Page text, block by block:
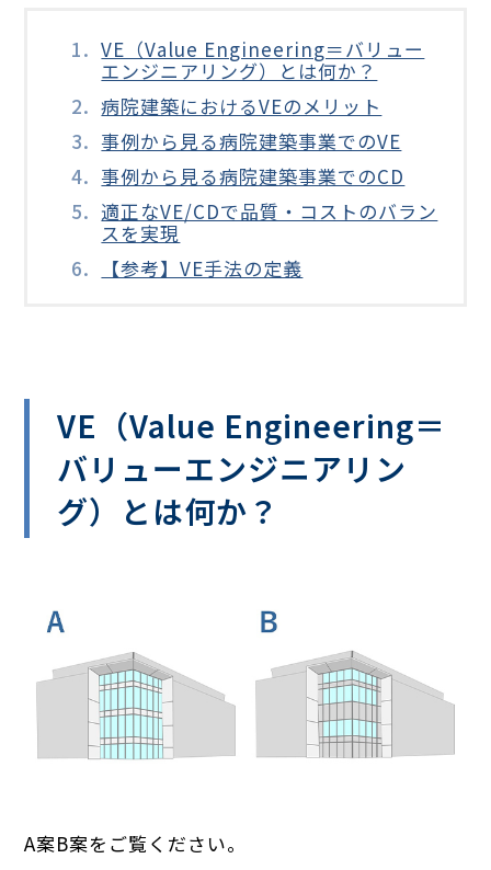
VE（Value Engineering＝バリュー
エンジニアリング）とは何か？
病院建築におけるVEのメリット
事例から見る病院建築事業でのVE
事例から見る病院建築事業でのCD
適正なVE/CDで品質・コストのバラン
スを実現
【参考】VE手法の定義
VE（Value Engineering＝
バリューエンジニアリン
グ）とは何か？
A案B案をご覧ください。